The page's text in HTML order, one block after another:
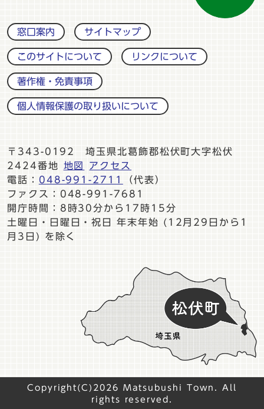
窓口案内 サイトマップ
このサイトについて リンクについて
著作権・免責事項
個人情報保護の取り扱いについて
〒343-0192 埼玉県北葛飾郡松伏町大字松伏
2424番地
地図
アクセス
電話： 048-991-2711
（代表）
ファクス：048-991-7681
開庁時間：8時30分から17時15分
土曜日・日曜日・祝日 年末年始 (12月29日から1
月3日) を除く
Copyright(C)2026 Matsubushi Town. All
rights reserved.